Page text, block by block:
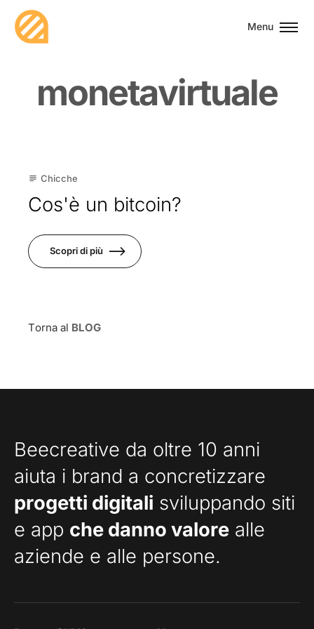
Menu
monetavirtuale
30
subject Chicche
Cos'è un bitcoin?
Scopri di più
Torna al BLOG
Beecreative da oltre 10 anni
aiuta i brand a concretizzare
progetti digitali sviluppando siti
e app che danno valore alle
aziende e alle persone.